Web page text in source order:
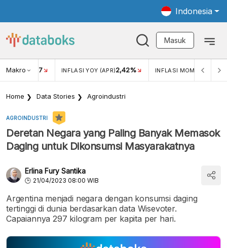
Indonesia
Masuk
Makro
USD/IDR 17 INFLASI YOY (APR)2,42% INFLASI MOM (MAR)
Home Data Stories Agroindustri
AGROINDUSTRI
Deretan Negara yang Paling Banyak Memasok
Daging untuk Dikonsumsi Masyarakatnya
Erlina Fury Santika
21/04/2023 08:00 WIB
Argentina menjadi negara dengan konsumsi daging
tertinggi di dunia berdasarkan data Wisevoter.
Capaiannya 297 kilogram per kapita per hari.